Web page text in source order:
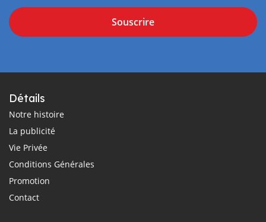
Souscrire
Détails
Notre histoire
La publicité
Vie Privée
Conditions Générales
Promotion
Contact